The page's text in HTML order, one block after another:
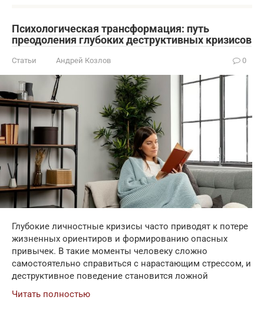
Психологическая трансформация: путь
преодоления глубоких деструктивных кризисов
Статьи Андрей Козлов 0
Глубокие личностные кризисы часто приводят к потере
жизненных ориентиров и формированию опасных
привычек. В такие моменты человеку сложно
самостоятельно справиться с нарастающим стрессом, и
деструктивное поведение становится ложной
Читать полностью